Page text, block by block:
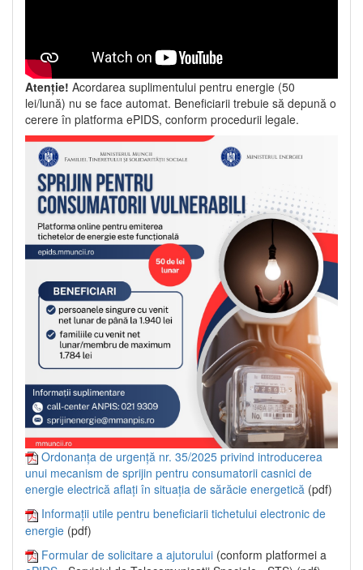
Atenție! Acordarea suplimentului pentru energie (50
lei/lună) nu se face automat. Beneficiarii trebuie să depună o
cerere în platforma ePIDS, conform procedurii legale.
Ordonanța de urgență nr. 35/2025 privind introducerea
unui mecanism de sprijin pentru consumatorii casnici de
energie electrică aflați în situația de sărăcie energetică (pdf)
Informații utile pentru beneficiarii tichetului electronic de
energie (pdf)
Formular de solicitare a ajutorului (conform platformei a